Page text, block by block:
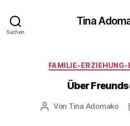
Suchen
Tina
FAMILIE-ERZIEHUNG-
Über
Beitragsautor
Von Tina Adomako